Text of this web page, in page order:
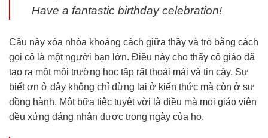
Have a fantastic birthday celebration!
Câu này xóa nhòa khoảng cách giữa thầy và trò bằng cách
gọi cô là một người bạn lớn. Điều này cho thấy cô giáo đã
tạo ra một môi trường học tập rất thoải mái và tin cậy. Sự
biết ơn ở đây không chỉ dừng lại ở kiến thức mà còn ở sự
đồng hành. Một bữa tiệc tuyệt vời là điều mà mọi giáo viên
đều xứng đáng nhận được trong ngày của họ.